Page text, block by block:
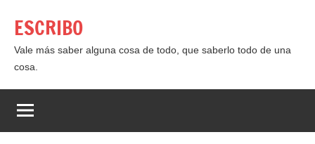
contenido
ESCRIBO
Vale más saber alguna cosa de todo, que saberlo todo de una
cosa.